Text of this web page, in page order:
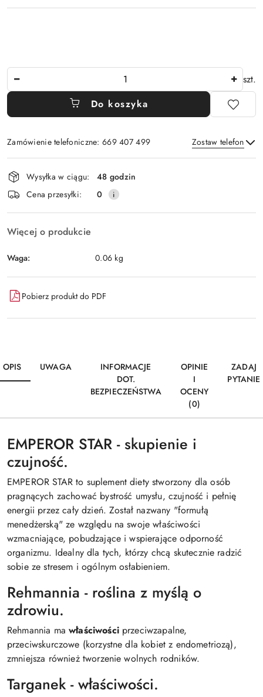
szt.
Do koszyka
Zamówienie telefoniczne: 669 407 499 Zostaw telefon
Wyślij
Dostępność
i
dostawa
Wysyłka w ciągu:
48 godzin
Cena przesyłki:
0
Więcej o produkcie
Waga: 0.06 kg
Pobierz produkt do PDF
OPIS UWAGA
INFORMACJE
DOT.
BEZPIECZEŃSTWA
OPINIE
I
OCENY
(0)
ZADAJ
PYTANIE
EMPEROR STAR - skupienie i
czujność.
EMPEROR STAR to suplement diety stworzony dla osób
pragnących zachować bystrość umysłu, czujność i pełnię
energii przez cały dzień. Został nazwany "formułą
menedżerską" ze względu na swoje właściwości
wzmacniające, pobudzające i wspierające odporność
organizmu. Idealny dla tych, którzy chcą skutecznie radzić
sobie ze stresem i ogólnym osłabieniem.
Rehmannia - roślina z myślą o
zdrowiu.
Rehmannia mawłaściwościprzeciwzapalne,
przeciwskurczowe (korzystne dla kobiet z endometriozą),
zmniejsza również tworzenie wolnych rodników.
Targanek - właściwości.